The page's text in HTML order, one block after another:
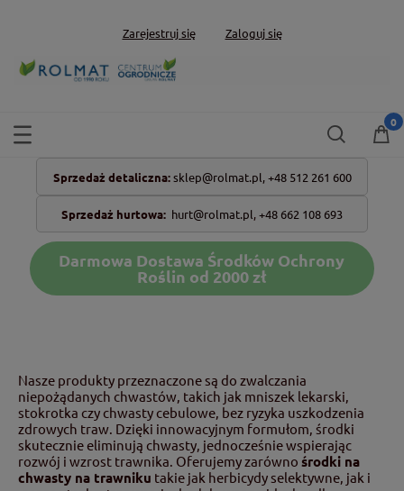
Zarejestruj się Zaloguj się
Sprzedaż detaliczna: sklep@rolmat.pl, +48 512 261 600
Sprzedaż hurtowa: hurt@rolmat.pl,+48 662 108 693
Darmowa Dostawa Środków Ochrony
Roślin od 2000 zł
Nasze produkty przeznaczone są do zwalczania
niepożądanych chwastów, takich jak mniszek lekarski,
stokrotka czy chwasty cebulowe, bez ryzyka uszkodzenia
zdrowych traw. Dzięki innowacyjnym formułom, środki
skutecznie eliminują chwasty, jednocześnie wspierając
rozwój i wzrost trawnika. Oferujemy zarówno środki na
chwasty na trawniku takie jak herbicydy selektywne, jak i